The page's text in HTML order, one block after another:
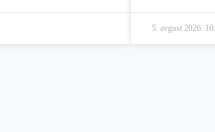
5. avgust 2026.